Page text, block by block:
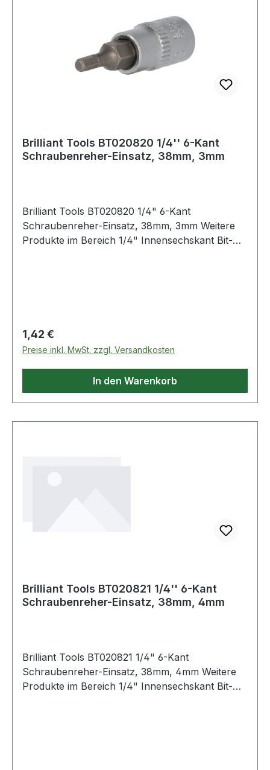
Brilliant Tools BT020820 1/4'' 6-Kant
Schraubenreher-Einsatz, 38mm, 3mm
Brilliant Tools BT020820 1/4" 6-Kant
Schraubenreher-Einsatz, 38mm, 3mm Weitere
Produkte im Bereich 1/4" Innensechskant Bit-
Regulärer Preis:
1,42 €
Preise inkl. MwSt. zzgl. Versandkosten
In den Warenkorb
Brilliant Tools BT020821 1/4'' 6-Kant
Schraubenreher-Einsatz, 38mm, 4mm
Brilliant Tools BT020821 1/4" 6-Kant
Schraubenreher-Einsatz, 38mm, 4mm Weitere
Produkte im Bereich 1/4" Innensechskant Bit-